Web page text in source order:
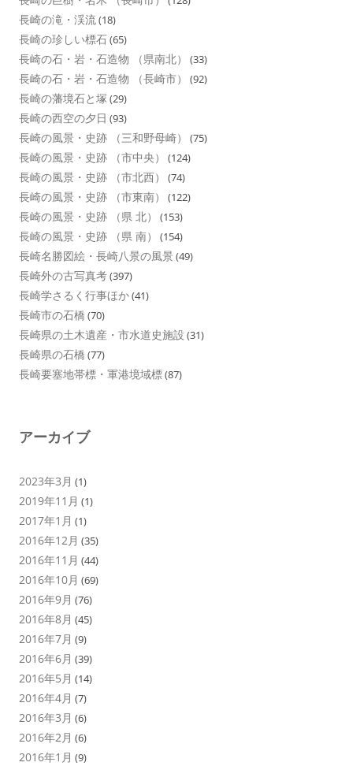
長崎の滝・渓流(18)
長崎の珍しい標石(65)
長崎の石・岩・石造物 （県南北） (33)
長崎の石・岩・石造物 （長崎市） (92)
長崎の藩境石と塚 (29)
長崎の西空の夕日 (93)
長崎の風景・史跡 （三和野母崎） (75)
長崎の風景・史跡 （市中央） (124)
長崎の風景・史跡 （市北西） (74)
長崎の風景・史跡 （市東南） (122)
長崎の風景・史跡 （県 北） (153)
長崎の風景・史跡 （県 南） (154)
長崎名勝図絵・長崎八景の風景 (49)
長崎外の古写真考(397)
長崎学さるく行事ほか(41)
長崎市の石橋 (70)
長崎県の土木遺産・市水道史施設 (31)
長崎県の石橋 (77)
長崎要塞地帯標・軍港境域標(87)
アーカイブ
2023年3月 (1)
2019年11月 (1)
2017年1月 (1)
2016年12月 (35)
2016年11月 (44)
2016年10月 (69)
2016年9月 (76)
2016年8月 (45)
2016年7月 (9)
2016年6月 (39)
2016年5月 (14)
2016年4月 (7)
2016年3月 (6)
2016年2月 (6)
2016年1月 (9)